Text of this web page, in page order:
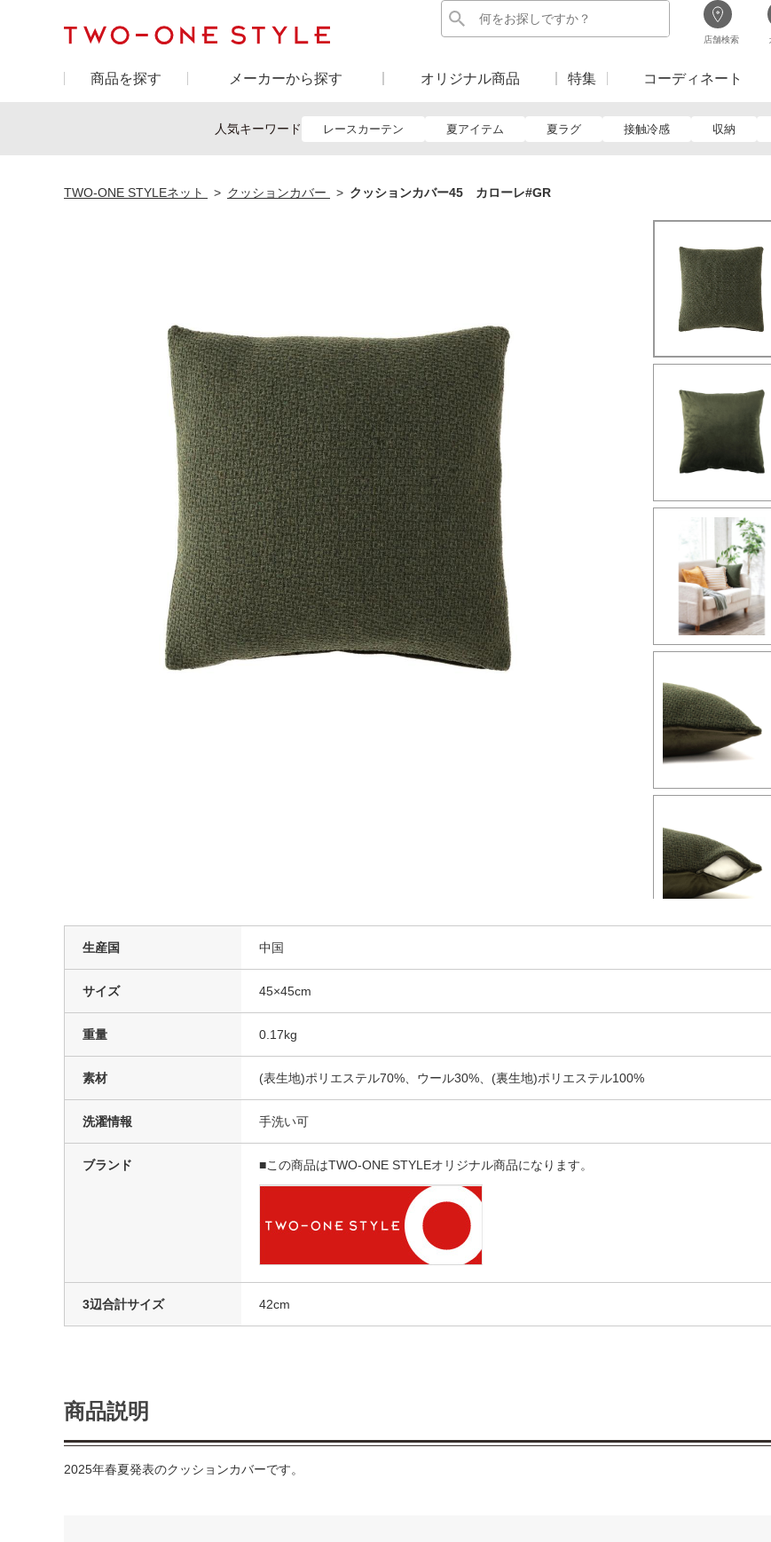
店舗検索
商品を探す メーカーから探す オリジナル商品 特集 コーディネート
人気キーワード レースカーテン 夏アイテム 夏ラグ 接触冷感 収納
TWO-ONE STYLEネット クッションカバー クッションカバー45 カローレ#GR
生産国 中国
サイズ 45×45cm
重量 0.17kg
素材 (表生地)ポリエステル70%、ウール30%、(裏生地)ポリエステル100%
洗濯情報 手洗い可
ブランド ■この商品はTWO-ONE STYLEオリジナル商品になります。
3辺合計サイズ 42cm
商品説明
2025年春夏発表のクッションカバーです。